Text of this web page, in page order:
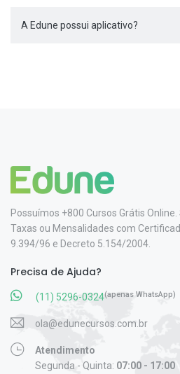
A Edune possui aplicativo?
Possuímos +800 Cursos Grátis
Taxas ou Mensalidades com
9.394/96 e Decreto 5.154/2004.
Precisa de Ajuda?
(11) 5296-0324(apenas WhatsApp)
ola@edunecursos.com.br
Atendimento
Segunda - Quinta: 07:00 - 17:00